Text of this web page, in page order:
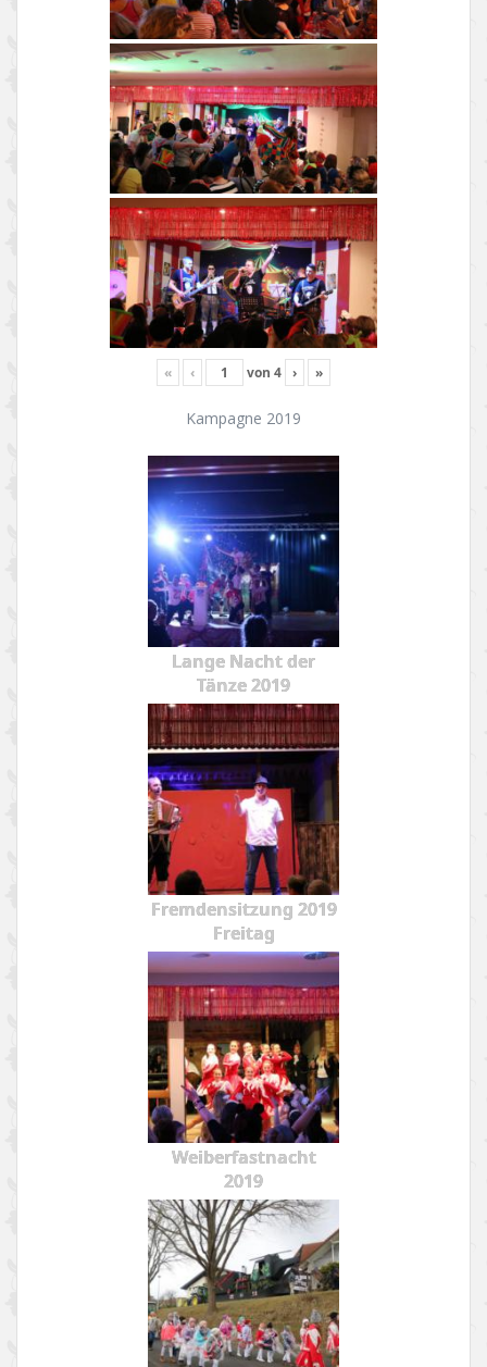
« ‹ von 4 › »
Kampagne 2019
Lange Nacht der
Tänze 2019
Fremdensitzung 2019
Freitag
Weiberfastnacht
2019